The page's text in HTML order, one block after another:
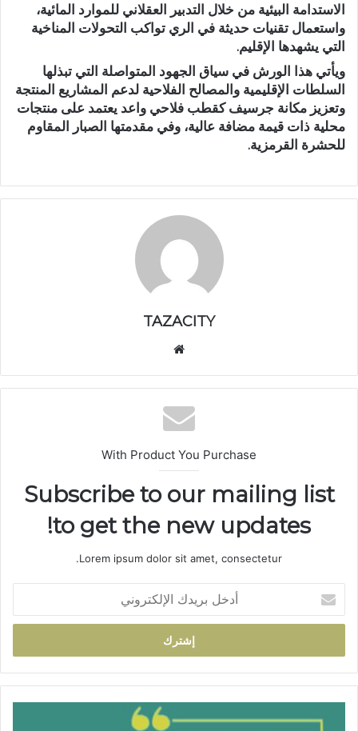
الاستدامة البيئية من خلال التدبير العقلاني للموارد المائية،
واستعمال تقنيات حديثة في الري تواكب التحولات المناخية
التي يشهدها الإقليم.
ويأتي هذا الورش في سياق الجهود المتواصلة التي تبذلها
السلطات الإقليمية والمصالح الفلاحية لدعم المشاريع المنتجة
وتعزيز مكانة جرسيف كقطب فلاحي واعد يعتمد على منتجات
محلية ذات قيمة مضافة عالية، وفي مقدمتها الصبار المقاوم
للحشرة القرمزية.
TAZACITY
الوي
ب
With Product You Purchase
Subscribe to our mailing list
to get the new updates!
Lorem ipsum dolor sit amet, consectetur.
خ
ب
ر